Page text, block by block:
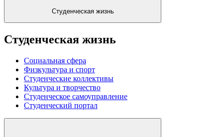
Студенческая жизнь
Студенческая жизнь
Социальная сфера
Физкультура и спорт
Студенческие коллективы
Культура и творчество
Студенческое самоуправление
Студенческий портал